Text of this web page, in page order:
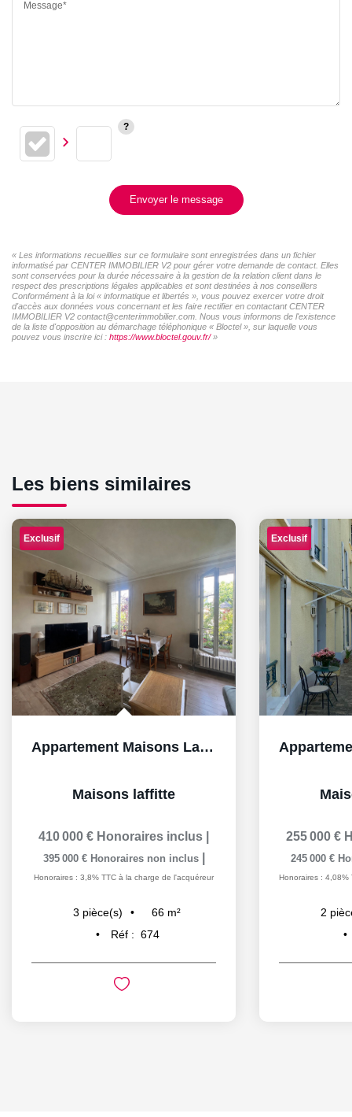
Message*
Envoyer le message
« Les informations recueillies sur ce formulaire sont enregistrées dans un fichier
informatisé par CENTER IMMOBILIER V2 pour gérer votre demande de contact. Elles
sont conservées pour la durée nécessaire à la gestion de la relation client dans le
respect des prescriptions légales applicables et sont destinées à nos conseillers
Conformément à la loi « informatique et libertés », vous pouvez exercer votre droit
d'accès aux données vous concernant et les faire rectifier en contactant CENTER
IMMOBILIER V2 contact@centerimmobilier.com. Nous vous informons de l'existence
de la liste d'opposition au démarchage téléphonique « Bloctel », sur laquelle vous
pouvez vous inscrire ici : https://www.bloctel.gouv.fr/»
Les biens similaires
Exclusif
Appartement Maisons Laffitte 3 pièce(s) 66 m2 box et cave
Maisons laffitte
410 000 € Honoraires inclus
395 000 € Honoraires non inclus
Honoraires : 3,8% TTC à la charge de l'acquéreur
3 pièce(s) 66 m²
Réf : 674
Exclusif
255 000 €
245 000 €
Honoraires : 4,08%
2